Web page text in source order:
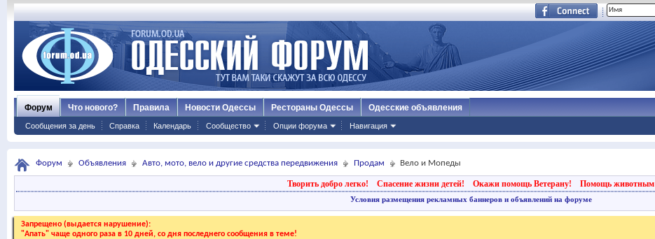
Форум
Сообщения за день Справка Календарь Сообщество Опции форума Навигация
Что нового? Правила Новости Одессы Рестораны Одессы Одесские объявления
Форум Объявления Авто, мото, вело и другие средства передвижения Продам Вело и Мопеды
Творить добро легко! Спасение жизни детей! Окажи помощь Ветерану! Помощь животным
Условия размещения рекламных баннеров и объявлений на форуме
Запрещено (выдается нарушение):
"Апать" чаще одного раза в 10 дней, со дня последнего сообщения в теме!